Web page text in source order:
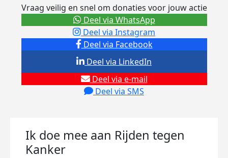
Vraag veilig en snel om donaties voor jouw actie
Deel via Facebook
Deel via Instagram
Deel via e-mail
Deel via SMS
Deel via LinkedIn
Deel via WhatsApp
Ik doe mee aan Rijden tegen
Kanker